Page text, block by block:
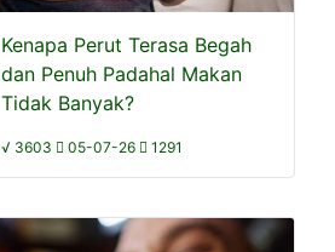
Kenapa Perut Terasa Begah
dan Penuh Padahal Makan
Tidak Banyak?
√ 3603 05-07-26 1291